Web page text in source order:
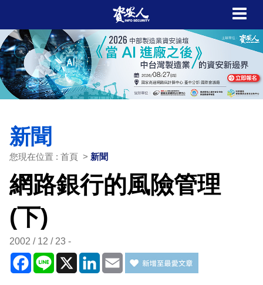
新聞
您現在位置 : 首頁 > 新聞
網路銀行的風險管理
(下)
2002 / 12 / 23
Facebook
Line X LinkedIn
Email